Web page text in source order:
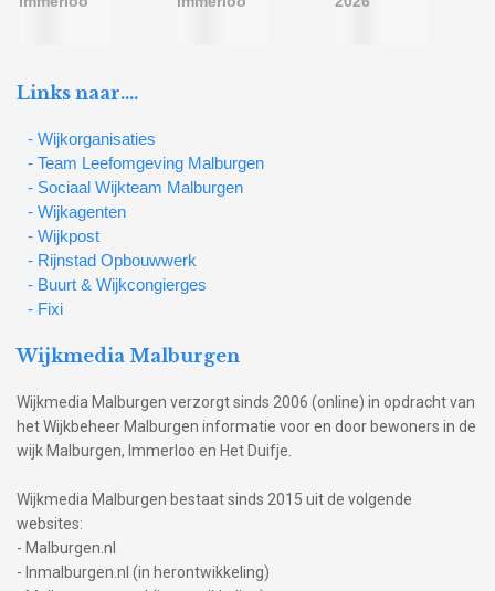
Links naar….
- Wijkorganisaties
- Team Leefomgeving Malburgen
- Sociaal Wijkteam Malburgen
- Wijkagenten
- Wijkpost
- Rijnstad Opbouwwerk
- Buurt & Wijkcongierges
- Fixi
Wijkmedia Malburgen
Wijkmedia Malburgen verzorgt sinds 2006 (online) in opdracht van
het Wijkbeheer Malburgen informatie voor en door bewoners in de
wijk Malburgen, Immerloo en Het Duifje.
Wijkmedia Malburgen bestaat sinds 2015 uit de volgende
websites:
- Malburgen.nl
- Inmalburgen.nl (in herontwikkeling)